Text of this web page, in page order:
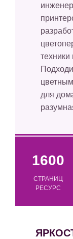
для
1600
СТРАНИЦ
РЕСУРС